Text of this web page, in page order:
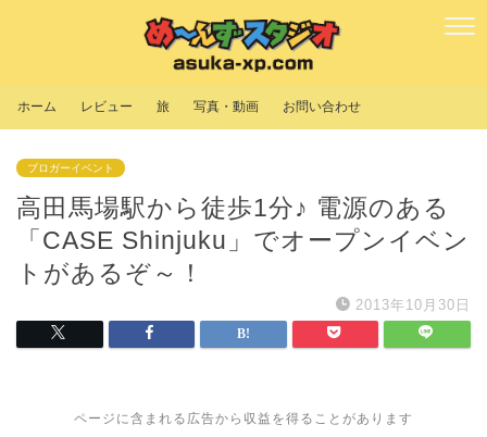
ホーム レビュー 旅 写真・動画 お問い合わせ
ブロガーイベント
高田馬場駅から徒歩1分♪ 電源のある
「CASE Shinjuku」でオープンイベン
トがあるぞ～！
2013年10月30日
ページに含まれる広告から収益を得ることがあります